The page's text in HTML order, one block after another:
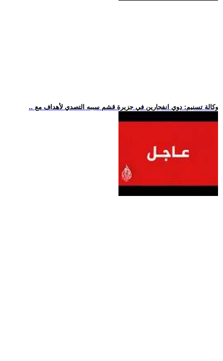
.. وكالة تسنيم: دوي انفجارين في جزيرة قشم سببه التصدي لأهداف مع